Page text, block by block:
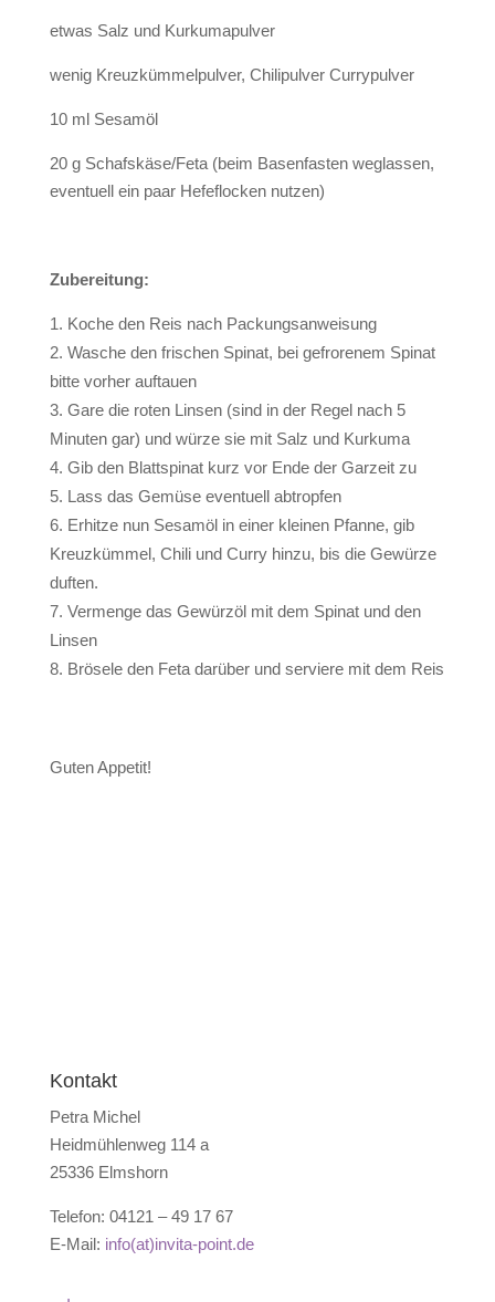
etwas Salz und Kurkumapulver
wenig Kreuzkümmelpulver, Chilipulver Currypulver
10 ml Sesamöl
20 g Schafskäse/Feta (beim Basenfasten weglassen,
eventuell ein paar Hefeflocken nutzen)
Zubereitung:
Koche den Reis nach Packungsanweisung
Wasche den frischen Spinat, bei gefrorenem Spinat
bitte vorher auftauen
Gare die roten Linsen (sind in der Regel nach 5
Minuten gar) und würze sie mit Salz und Kurkuma
Gib den Blattspinat kurz vor Ende der Garzeit zu
Lass das Gemüse eventuell abtropfen
Erhitze nun Sesamöl in einer kleinen Pfanne, gib
Kreuzkümmel, Chili und Curry hinzu, bis die Gewürze
duften.
Vermenge das Gewürzöl mit dem Spinat und den
Linsen
Brösele den Feta darüber und serviere mit dem Reis
Guten Appetit!
Kontakt
Petra Michel
Heidmühlenweg 114 a
25336 Elmshorn
Telefon: 04121 – 49 17 67
E-Mail: info(at)invita-point.de